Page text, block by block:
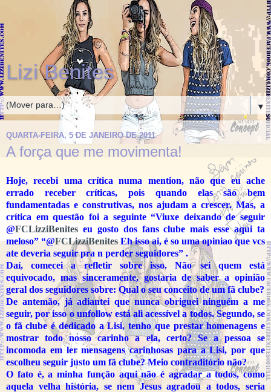
Lizi Benites
▼
QUARTA-FEIRA, 5 DE JANEIRO DE 2011
A força que me movimenta!
Hoje, recebi uma crítica numa mention, não que eu ache
errado receber críticas, pois quando elas são bem
fundamentadas e construtivas, nos ajudam a crescer. Mas, a
crítica em questão foi a seguinte “Viuxe deixando de seguir
@FCLizziBenites eu gosto dos fans clube mais esse aqui ta
meloso” “@FCLizziBenitesEh isso ai, é so uma opiniao que vcs
ate deveria seguir pra n perder seguidores” .
Daí, comecei a refletir sobre isso. Não sei quem está
equivocado, mas sinceramente, gostaria de saber a opinião
geral dos seguidores sobre: Qual o seu conceito de um fã clube?
De antemão, já adiantei que nunca obriguei ninguém a me
seguir, por isso o unfollow está ali acessível a todos. Segundo, se
o fã clube é dedicado a Lisi, tenho que prestar homenagens e
mostrar todo nosso carinho a ela, certo? Se a pessoa se
incomoda em ler mensagens carinhosas para a Lisi, por que
escolheu seguir justo um fã clube? Meio contraditório não?
O fato é, a minha função aqui não é agradar a todos, como
aquela velha história, se nem Jesus agradou a todos, seria